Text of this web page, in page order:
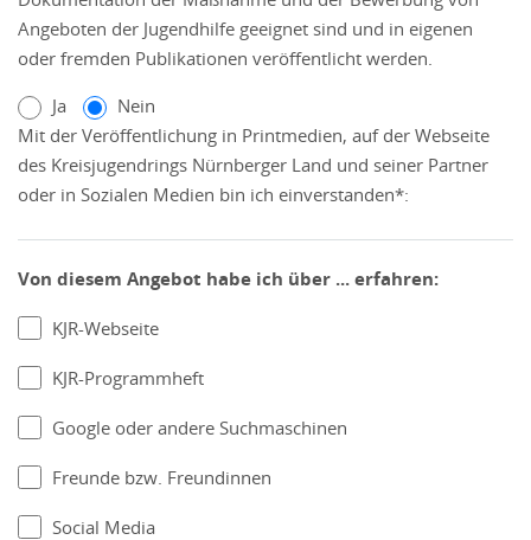
Angeboten der Jugendhilfe geeignet sind und in eigenen
oder fremden Publikationen veröffentlicht werden.
Ja
Nein
Mit der Veröffentlichung in Printmedien, auf der Webseite
des Kreisjugendrings Nürnberger Land und seiner Partner
oder in Sozialen Medien bin ich einverstanden*:
Von diesem Angebot habe ich über ... erfahren:
KJR-Webseite
KJR-Programmheft
Google oder andere Suchmaschinen
Freunde bzw. Freundinnen
Social Media